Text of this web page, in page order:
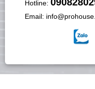
Hotline:
Email: